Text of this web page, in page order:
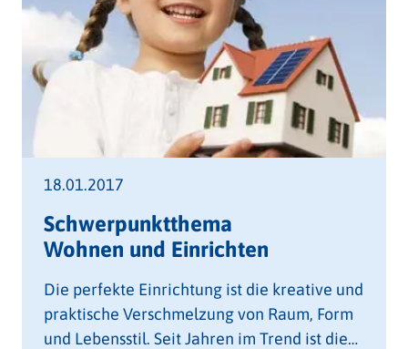
18.01.2017
Schwerpunktthema
Wohnen und Einrichten
Die perfekte Einrichtung ist die kreative und
praktische Verschmelzung von Raum, Form
und Lebensstil. Seit Jahren im Trend ist die